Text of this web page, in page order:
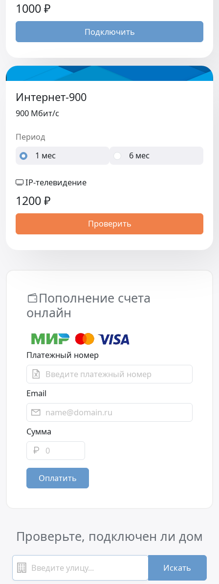
1000₽
Подключить
Интернет-900
900 Мбит/c
Период
1 мес 6 мес
IP-телевидение
1200₽
Проверить
Пополнение счета
онлайн
Платежный номер
Email
Сумма
Оплатить
Проверьте, подключен ли дом
Искать